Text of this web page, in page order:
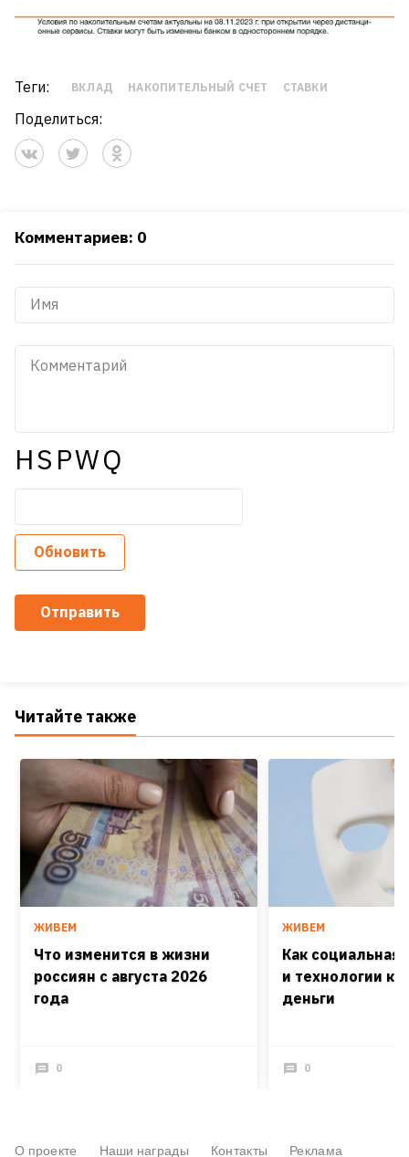
Теги: ВКЛАД НАКОПИТЕЛЬНЫЙ СЧЕТ СТАВКИ
Поделиться:
Комментариев: 0
HSPWQ
Обновить
Отправить
Читайте также
ЖИВЕМ
Что изменится в жизни
россиян с августа 2026
года
0
ЖИВЕМ
Как
и технологии
деньги
0
О проекте Наши награды Контакты Реклама